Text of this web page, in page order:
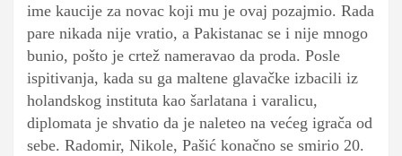
ime kaucije za novac koji mu je ovaj pozajmio. Rada
pare nikada nije vratio, a Pakistanac se i nije mnogo
bunio, pošto je crtež nameravao da proda. Posle
ispitivanja, kada su ga maltene glavačke izbacili iz
holandskog instituta kao šarlatana i varalicu,
diplomata je shvatio da je naleteo na većeg igrača od
sebe. Radomir, Nikole, Pašić konačno se smirio 20.